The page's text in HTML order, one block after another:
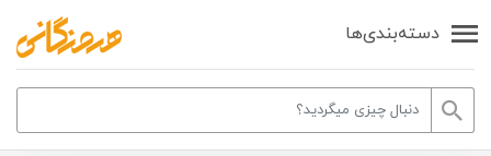
دسته‌بندی‌ها